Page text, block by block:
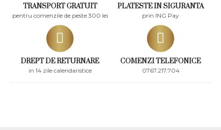
TRANSPORT GRATUIT
pentru comenzile de peste 300 lei
PLATESTE IN SIGURANTA
prin ING Pay
DREPT DE RETURNARE
in 14 zile calendaristice
COMENZI TELEFONICE
0767.217.704